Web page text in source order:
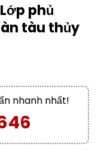
phủ
tàu thủy
nhanh nhất!